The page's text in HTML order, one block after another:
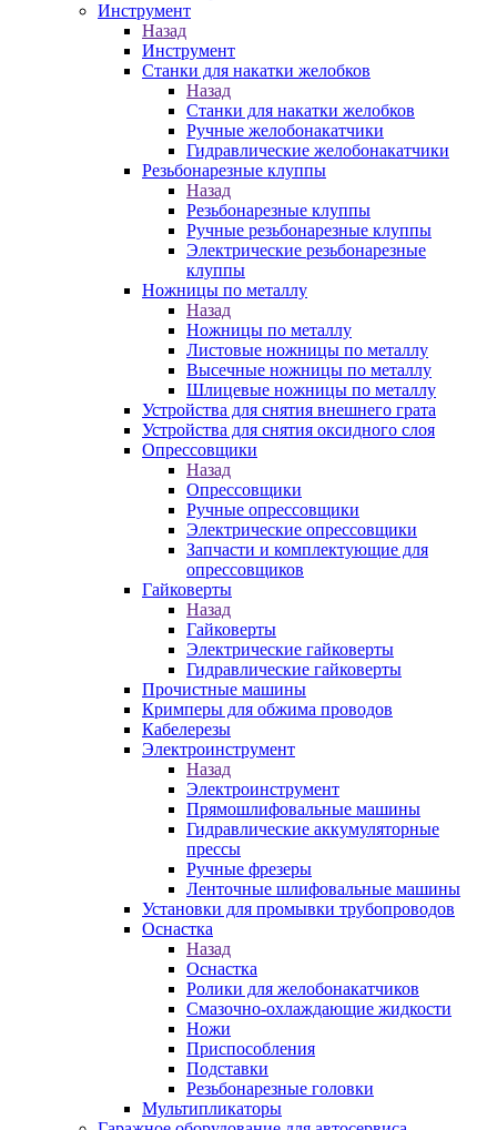
Инструмент
Назад
Инструмент
Станки для накатки желобков
Назад
Станки для накатки желобков
Ручные желобонакатчики
Гидравлические желобонакатчики
Резьбонарезные клуппы
Назад
Резьбонарезные клуппы
Ручные резьбонарезные клуппы
Электрические резьбонарезные
клуппы
Ножницы по металлу
Назад
Ножницы по металлу
Листовые ножницы по металлу
Высечные ножницы по металлу
Шлицевые ножницы по металлу
Устройства для снятия внешнего грата
Устройства для снятия оксидного слоя
Опрессовщики
Назад
Опрессовщики
Ручные опрессовщики
Электрические опрессовщики
Запчасти и комплектующие для
опрессовщиков
Гайковерты
Назад
Гайковерты
Электрические гайковерты
Гидравлические гайковерты
Прочистные машины
Кримперы для обжима проводов
Кабелерезы
Электроинструмент
Назад
Электроинструмент
Прямошлифовальные машины
Гидравлические аккумуляторные
прессы
Ручные фрезеры
Ленточные шлифовальные машины
Установки для промывки трубопроводов
Оснастка
Назад
Оснастка
Ролики для желобонакатчиков
Смазочно-охлаждающие жидкости
Ножи
Приспособления
Подставки
Резьбонарезные головки
Мультипликаторы